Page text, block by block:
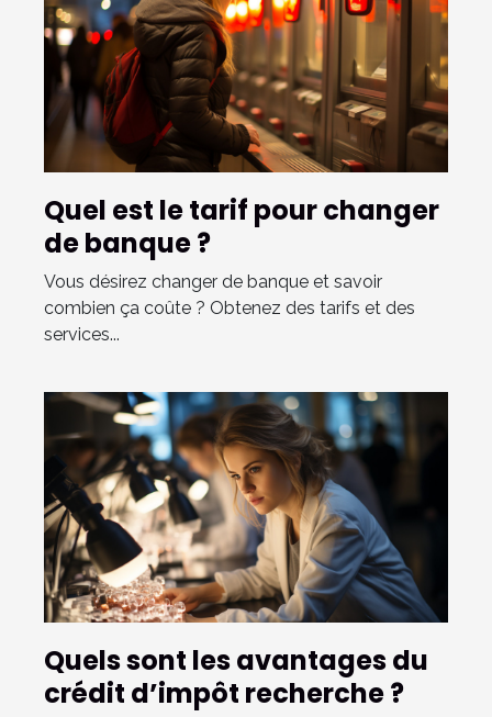
Quel est le tarif pour changer
de banque ?
Vous désirez changer de banque et savoir
combien ça coûte ? Obtenez des tarifs et des
services...
Quels sont les avantages du
crédit d’impôt recherche ?